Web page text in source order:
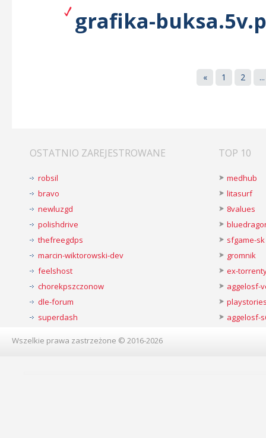
grafika-
« 1 2 ...
OSTATNIO ZAREJESTROWANE
robsil
bravo
newluzgd
polishdrive
thefreegdps
marcin-wiktorowski-dev
feelshost
chorekpszczonow
dle-forum
superdash
TOP 10
medhub
litasurf
8values
sfgame-sk
gromnik
ex-
aggelosf-
aggelosf-
Wszelkie prawa zastrzeżone © 2016-2026